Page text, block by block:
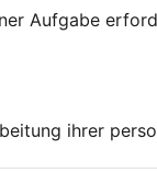
Aufgabe
ihrer